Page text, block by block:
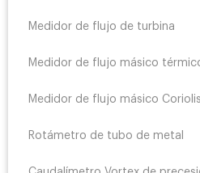
Medidor de flujo de turbina
Medidor de flujo másico
Medidor de flujo másico Coriolis
Rotámetro de tubo de metal